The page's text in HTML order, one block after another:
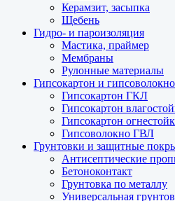
Керамзит, засыпка
Щебень
Гидро- и пароизоляция
Мастика, праймер
Мембраны
Рулонные материалы
Гипсокартон и гипсоволокно
Гипсокартон ГКЛ
Гипсокартон
Гипсокартон
Гипсоволокно ГВЛ
Грунтовки и защитные
Антисептические
Бетоноконтакт
Грунтовка по металлу
Универсальная